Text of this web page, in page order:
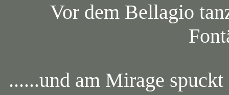
Vor dem Bellagio
......und am Mirage